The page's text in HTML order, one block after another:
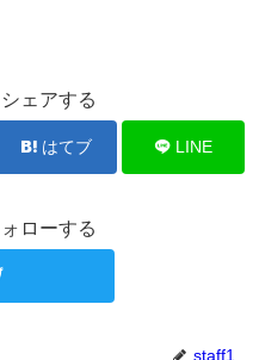
ェアする
はてブ LINE
ローする
staff1